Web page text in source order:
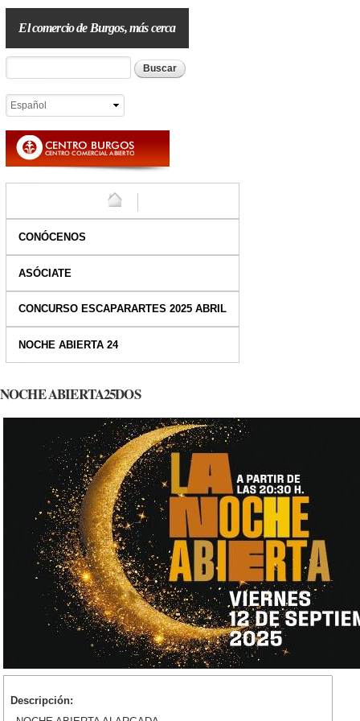
Pasar al
contenido
El comercio de Burgos, más cerca
Formulario de búsqueda
Buscar
CONÓCENOS
ASÓCIATE
CONCURSO ESCAPARARTES 2025 ABRIL
NOCHE ABIERTA 24
NOCHE ABIERTA25DOS
Descripción: